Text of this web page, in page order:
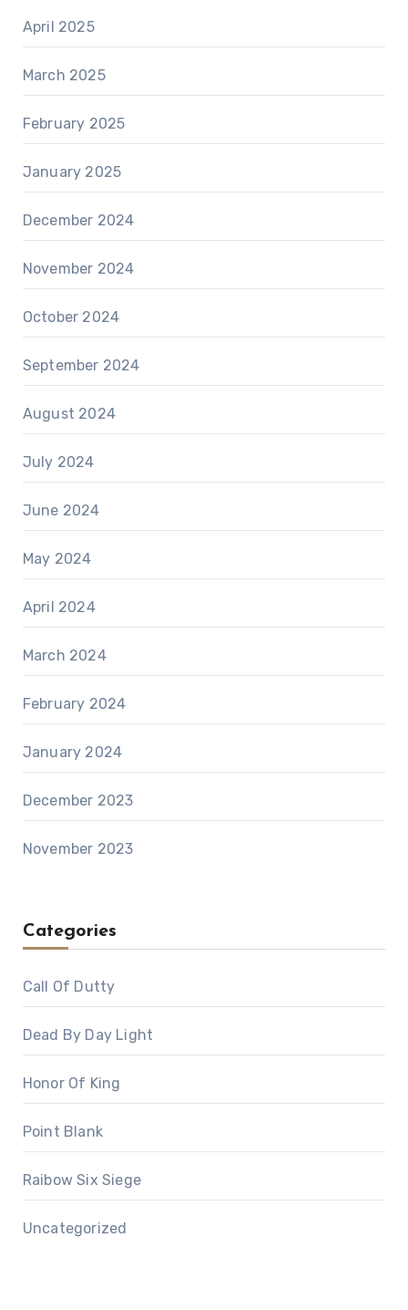
April 2025
March 2025
February 2025
January 2025
December 2024
November 2024
October 2024
September 2024
August 2024
July 2024
June 2024
May 2024
April 2024
March 2024
February 2024
January 2024
December 2023
November 2023
Categories
Call Of Dutty
Dead By Day Light
Honor Of King
Point Blank
Raibow Six Siege
Uncategorized